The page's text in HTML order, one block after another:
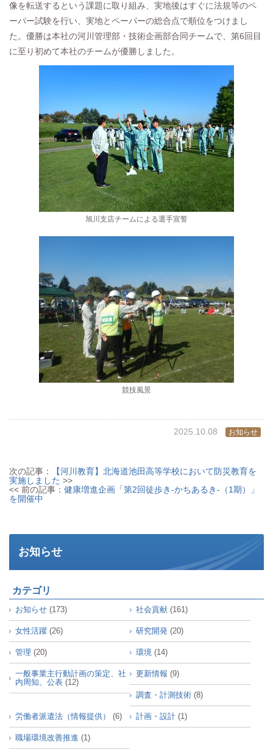
像を転送するという課題に取り組み、実地後はすぐに法規等のペ
ーパー試験を行い、実地とペーパーの総合点で順位をつけまし
た。優勝は本社の河川管理部・技術企画部合同チームで、第6回目
に至り初めて本社のチームが優勝しました。
旭川支店チームによる選手宣誓
競技風景
2025.10.08 お知らせ
次の記事：
【河川教育】北海道池田高等学校において防災教育を
実施しました >>
<< 前の記事： 健康増進企画「第2回徒歩き-かちあるき-（1期）」
を開催中
お知らせ
カテゴリ
お知らせ (173) 社会貢献 (161)
女性活躍 (26) 研究開発 (20)
管理 (20) 環境 (14)
一般事業主行動計画の策定、社
内周知、公表 (12)
更新情報 (9)
調査・計測技術 (8)
労働者派遣法（情報提供） (6) 計画・設計 (1)
職場環境改善推進 (1)